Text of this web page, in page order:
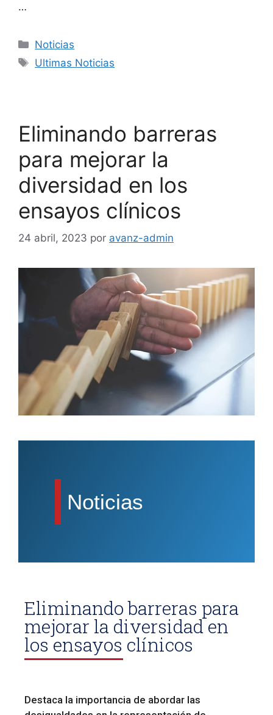
…
Noticias
Ultimas Noticias
Eliminando barreras
para mejorar la
diversidad en los
ensayos clínicos
24 abril, 2023 por avanz-admin
Noticias
Eliminando barreras para
mejorar la diversidad en
los ensayos clínicos
Destaca la importancia de abordar las